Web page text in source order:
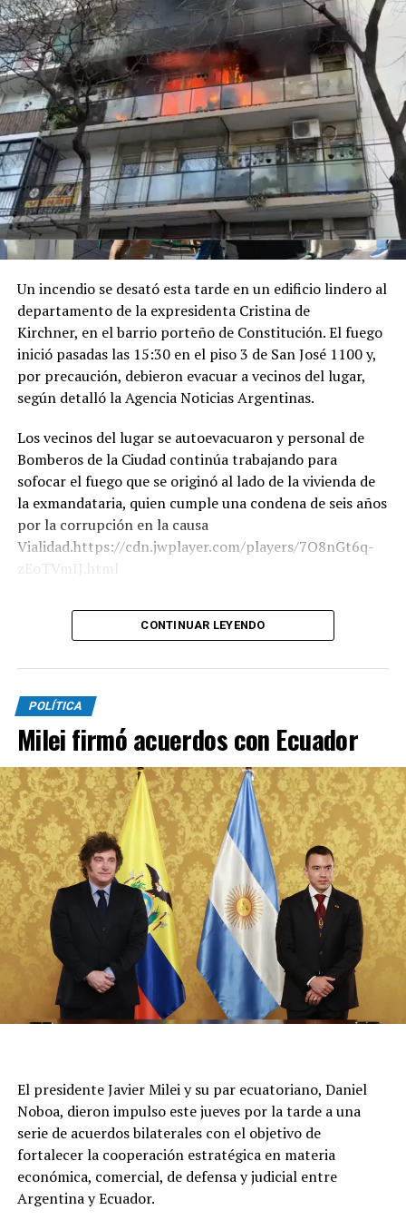
consolidar un bloque regional de derecha.
Después, el Presidente partió rápidamente para recibir
el Doctorado Honoris Causa otorgado por la Universidad
Santiago de Cali, en la sede de la Cámara de Comercio de
Cali.
Luego tuvo lugar el encuentro de Milei con el Rey de
España, del que participaron Karina Milei y Quirno. "Su
Majestad, que placer verlo", lo saludó el mandatario
argentino en las imágenes que difundió Presidencia.
ceremonia de juramentación y toma de posesión del
presidente colombiano electo.
Finalmente, a la madrugada de la Argentina, partía el
vuelo presidencial desde Santiago de Cali con destino a
Buenos Aires.
Un incendio se desató esta tarde en un edificio lindero al
departamento de la expresidenta Cristina de
Kirchner, en el barrio porteño de Constitución. El fuego
inició pasadas las 15:30 en el piso 3 de San José 1100 y,
por precaución, debieron evacuar a vecinos del lugar,
según detalló la Agencia Noticias Argentinas.
Los vecinos del lugar se autoevacuaron y personal de
Bomberos de la Ciudad continúa trabajando para
sofocar el fuego que se originó al lado de la vivienda de
la exmandataria, quien cumple una condena de seis años
por la corrupción en la causa
Vialidad.https://cdn.jwplayer.com/players/7O8nGt6q-
zEoTVmIJ.html
Según trascendió, dos pacientes mayores de edad fueron
derivados al Hospital Penna por inhalación de humo. Por
que "no fue necesario" hacerlo con los residentes de
otras estructuras.
Además, Crescenti afirmó a TN que "el departamento se
incendió por completo" y que “hay una mujer de 57 años
con una crisis nerviosa".
Unos 15 móviles del Sistema de Atención Médica de
Emergencias trabajan en la zona y no se confirmaron
más damnificados. Por el momento, continúa el
operativo y se mantiene cortado el tránsito en la zona,
sobre la calle San José.
CONTINUAR LEYENDO
POLÍTICA
Milei firmó acuerdos con Ecuador
El presidente Javier Milei y su par ecuatoriano, Daniel
Noboa, dieron impulso este jueves por la tarde a una
serie de acuerdos bilaterales con el objetivo de
fortalecer la cooperación estratégica en materia
económica, comercial, de defensa y judicial entre
Argentina y Ecuador.